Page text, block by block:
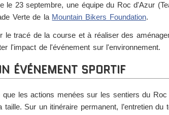
le 23 septembre, une équipe du Roc d'Azur
Verte de la Mountain Bikers Foundation.
le tracé de la course et à réaliser des
l'impact de l'événement sur l'environnement.
ÉVÉNEMENT SPORTIF
les actions menées sur les sentiers du
taille. Sur un itinéraire permanent, l’entretien